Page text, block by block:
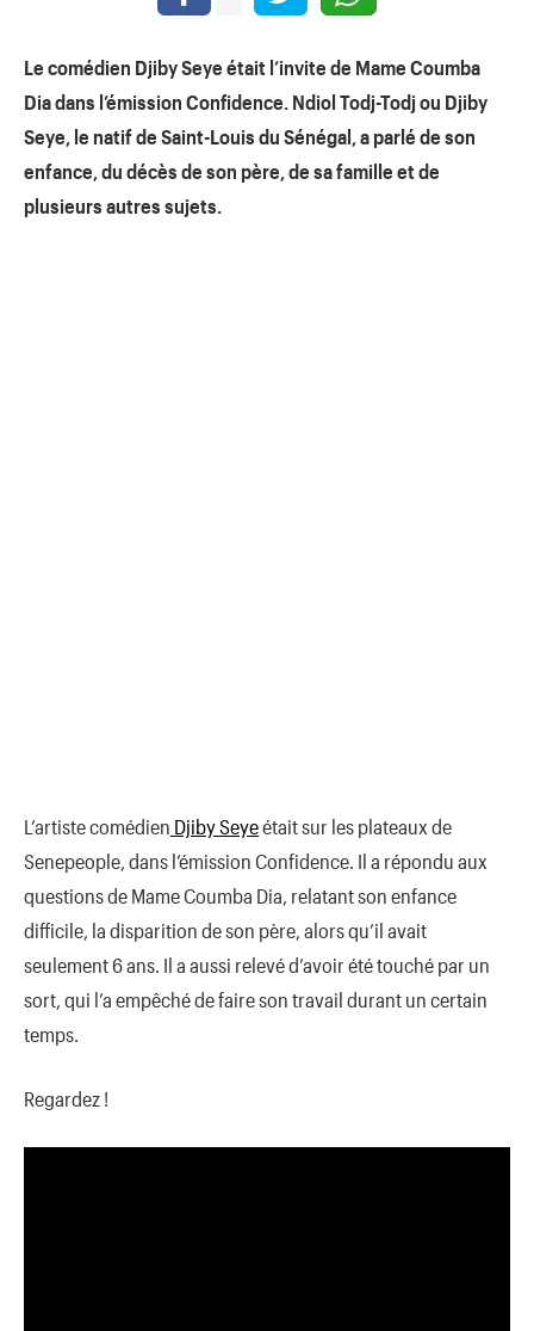
Le comédien Djiby Seye était l’invite de Mame Coumba
Dia dans l’émission Confidence. Ndiol Todj-Todj ou Djiby
Seye, le natif de Saint-Louis du Sénégal, a parlé de son
enfance, du décès de son père, de sa famille et de
plusieurs autres sujets.
L’artiste comédien Djiby Seyeétait sur les plateaux de
Senepeople, dans l’émission Confidence. Il a répondu aux
questions de Mame Coumba Dia, relatant son enfance
difficile, la disparition de son père, alors qu’il avait
seulement 6 ans. Il a aussi relevé d’avoir été touché par un
sort, qui l’a empêché de faire son travail durant un certain
temps.
Regardez !